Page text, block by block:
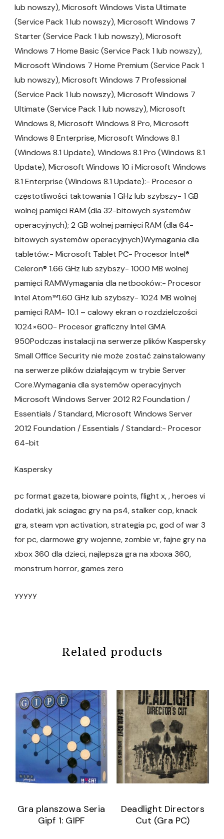
lub nowszy), Microsoft Windows Vista Ultimate
(Service Pack 1 lub nowszy), Microsoft Windows 7
Starter (Service Pack 1 lub nowszy), Microsoft
Windows 7 Home Basic (Service Pack 1 lub nowszy),
Microsoft Windows 7 Home Premium (Service Pack 1
lub nowszy), Microsoft Windows 7 Professional
(Service Pack 1 lub nowszy), Microsoft Windows 7
Ultimate (Service Pack 1 lub nowszy), Microsoft
Windows 8, Microsoft Windows 8 Pro, Microsoft
Windows 8 Enterprise, Microsoft Windows 8.1
(Windows 8.1 Update), Windows 8.1 Pro (Windows 8.1
Update), Microsoft Windows 10 i Microsoft Windows
8.1 Enterprise (Windows 8.1 Update):- Procesor o
częstotliwości taktowania 1 GHz lub szybszy- 1 GB
wolnej pamięci RAM (dla 32-bitowych systemów
operacyjnych); 2 GB wolnej pamięci RAM (dla 64-
bitowych systemów operacyjnych)Wymagania dla
tabletów:- Microsoft Tablet PC- Procesor Intel®
Celeron® 1.66 GHz lub szybszy- 1000 MB wolnej
pamięci RAMWymagania dla netbooków:- Procesor
Intel Atom™1.60 GHz lub szybszy- 1024 MB wolnej
pamięci RAM- 10.1 – calowy ekran o rozdzielczości
1024×600- Procesor graficzny Intel GMA
950Podczas instalacji na serwerze plików Kaspersky
Small Office Security nie może zostać zainstalowany
na serwerze plików działającym w trybie Server
Core.Wymagania dla systemów operacyjnych
Microsoft Windows Server 2012 R2 Foundation /
Essentials / Standard, Microsoft Windows Server
2012 Foundation / Essentials / Standard:- Procesor
64-bit
Kaspersky
pc format gazeta, bioware points, flight x, , heroes vi
dodatki, jak sciagac gry na ps4, stalker cop, knack
gra, steam vpn activation, strategia pc, god of war 3
for pc, darmowe gry wojenne, zombie vr, fajne gry na
xbox 360 dla dzieci, najlepsza gra na xboxa 360,
monstrum horror, games zero
yyyyy
Related products
Gra planszowa Seria
Gipf 1: GIPF
Deadlight Directors
Cut (Gra PC)